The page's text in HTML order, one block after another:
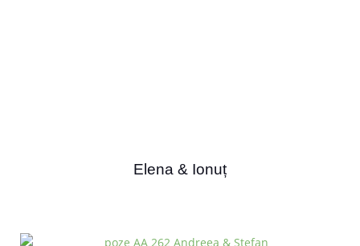
Elena & Ionuț